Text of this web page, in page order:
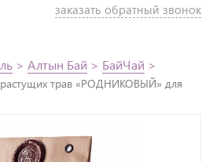
заказать обратный звонок
> Алтын Бай > БайЧай >
трав «РОДНИКОВЫЙ» для